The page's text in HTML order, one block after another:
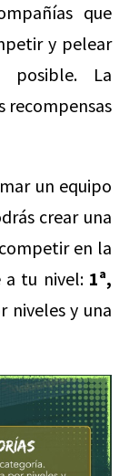
que
y pelear
La
recompensas
un equipo
crear una
en la
a tu nivel: 1ª,
niveles y una